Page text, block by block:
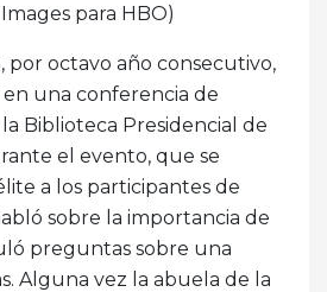
para HBO)
por octavo año consecutivo,
una conferencia de
Biblioteca Presidencial de
el evento, que se
a los participantes de
sobre la importancia de
preguntas sobre una
Alguna vez la abuela de la